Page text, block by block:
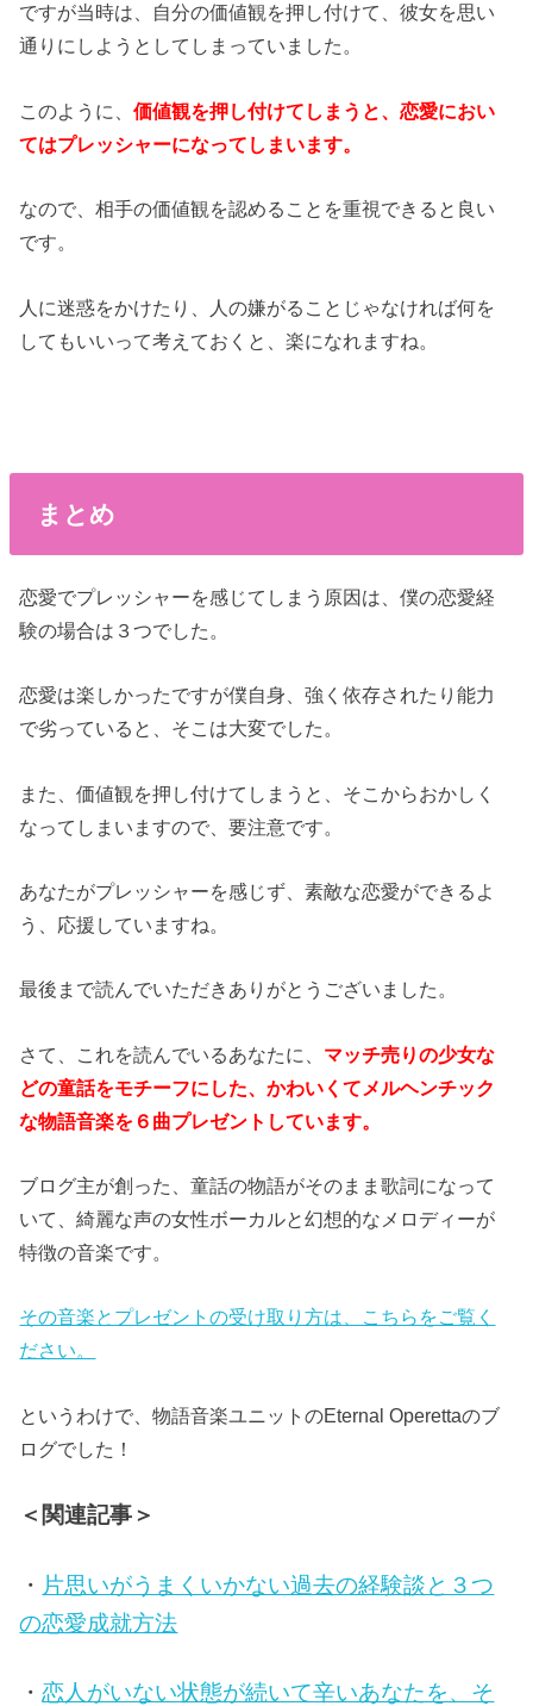
ですが当時は、自分の価値観を押し付けて、彼女を思い
通りにしようとしてしまっていました。
このように、価値観を押し付けてしまうと、恋愛におい
てはプレッシャーになってしまいます。
なので、相手の価値観を認めることを重視できると良い
です。
人に迷惑をかけたり、人の嫌がることじゃなければ何を
してもいいって考えておくと、楽になれますね。
まとめ
恋愛でプレッシャーを感じてしまう原因は、僕の恋愛経
験の場合は３つでした。
恋愛は楽しかったですが僕自身、強く依存されたり能力
で劣っていると、そこは大変でした。
また、価値観を押し付けてしまうと、そこからおかしく
なってしまいますので、要注意です。
あなたがプレッシャーを感じず、素敵な恋愛ができるよ
う、応援していますね。
最後まで読んでいただきありがとうございました。
さて、これを読んでいるあなたに、 マッチ売りの少女な
どの童話をモチーフにした、かわいくてメルヘンチック
な物語音楽を６曲プレゼントしています。
ブログ主が創った、童話の物語がそのまま歌詞になって
いて、綺麗な声の女性ボーカルと幻想的なメロディーが
特徴の音楽です。
その音楽とプレゼントの受け取り方は、こちらをご覧く
ださい。
というわけで、物語音楽ユニットのEternal Operettaのブ
ログでした！
＜関連記事＞
・ 片思いがうまくいかない過去の経験談と３つ
の恋愛成就方法
・恋人がいない状態が続いて辛いあなたを、そ